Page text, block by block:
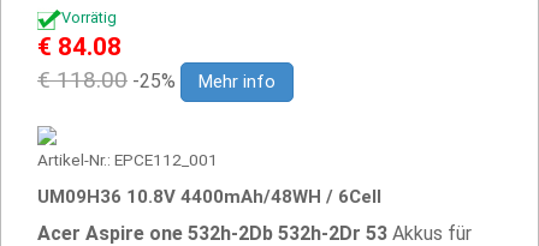
Vorrätig
€ 84.08
€ 118.00 -25% Mehr info
Artikel-Nr.: EPCE112_001
UM09H36 10.8V 4400mAh/48WH / 6Cell
Acer Aspire one 532h-2Db 532h-2Dr 53 Akkus für